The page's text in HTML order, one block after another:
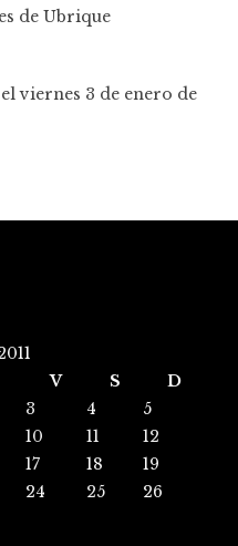
de Ubrique
viernes 3 de enero de
V S
D
3 4
5
10 11
12
17 18
19
24 25
26